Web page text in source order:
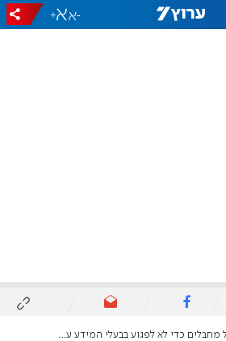
-
+
כדי לא לפגוע בבעלי המידע על הדר גולדין